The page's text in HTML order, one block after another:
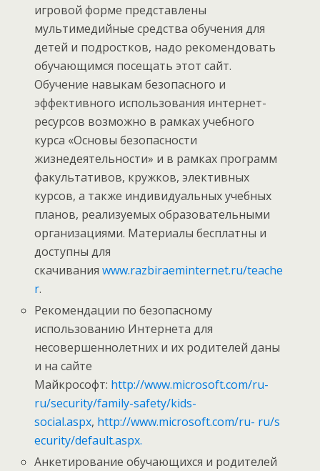
игровой форме представлены
мультимедийные средства обучения для
детей и подростков, надо рекомендовать
обучающимся посещать этот сайт.
Обучение навыкам безопасного и
эффективного использования интернет-
ресурсов возможно в рамках учебного
курса «Основы безопасности
жизнедеятельности» и в рамках программ
факультативов, кружков, элективных
курсов, а также индивидуальных учебных
планов, реализуемых образовательными
организациями. Материалы бесплатны и
доступны для
скачиванияwww.razbiraeminternet.ru/teache
r.
Рекомендации по безопасному
использованию Интернета для
несовершеннолетних и их родителей даны
и на сайте
Майкрософт: http://www.microsoft.com/ru-
ru/security/family-safety/kids-
social.aspx, http://www.microsoft.com/ru- ru/s
ecurity/default.aspx.
Анкетирование обучающихся и родителей